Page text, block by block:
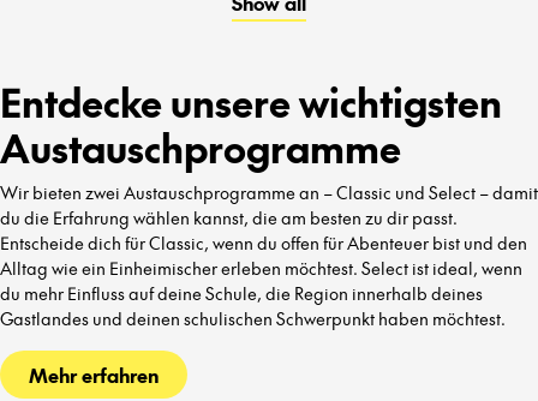
Entdecke unsere wichtigsten
Austauschprogramme
Wir bieten zwei Austauschprogramme an – Classic und Select – damit
du die Erfahrung wählen kannst, die am besten zu dir passt.
Entscheide dich für Classic, wenn du offen für Abenteuer bist und den
Alltag wie ein Einheimischer erleben möchtest. Select ist ideal, wenn
du mehr Einfluss auf deine Schule, die Region innerhalb deines
Gastlandes und deinen schulischen Schwerpunkt haben möchtest.
Mehr erfahren